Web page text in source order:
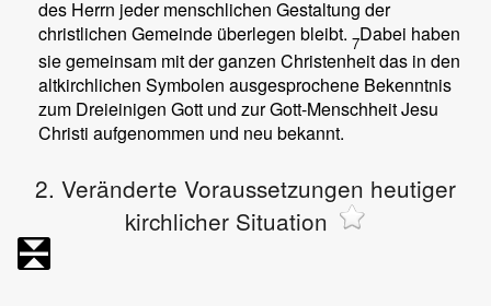
des Herrn jeder menschlichen Gestaltung der
christlichen Gemeinde überlegen bleibt.7Dabei haben
sie gemeinsam mit der ganzen Christenheit das in den
altkirchlichen Symbolen ausgesprochene Bekenntnis
zum Dreieinigen Gott und zur Gott-Menschheit Jesu
Christi aufgenommen und neu bekannt.
2. Veränderte Voraussetzungen heutiger
kirchlicher Situation